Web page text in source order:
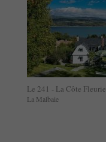
Le 241 - La Côte Fleurie
La Malbaie